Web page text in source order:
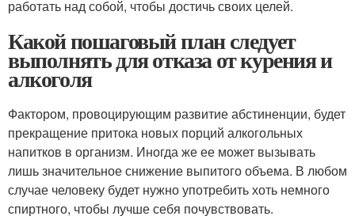
работать над собой, чтобы достичь своих целей.
Какой пошаговый план следует
выполнять для отказа от курения и
алкоголя
Фактором, провоцирующим развитие абстиненции, будет
прекращение притока новых порций алкогольных
напитков в организм. Иногда же ее может вызывать
лишь значительное снижение выпитого объема. В любом
случае человеку будет нужно употребить хоть немного
спиртного, чтобы лучше себя почувствовать.